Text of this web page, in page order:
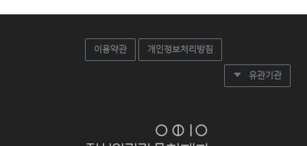
이용약관 개인정보처리방침
유관기관